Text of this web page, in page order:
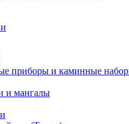
приборы и каминные
и мангалы